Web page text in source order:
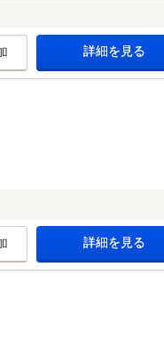
詳細を見る
詳細を見る